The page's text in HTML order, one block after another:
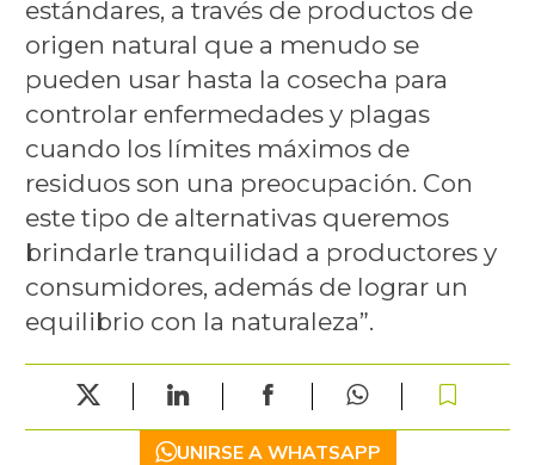
estándares, a través de productos de
origen natural que a menudo se
pueden usar hasta la cosecha para
controlar enfermedades y plagas
cuando los límites máximos de
residuos son una preocupación. Con
este tipo de alternativas queremos
brindarle tranquilidad a productores y
consumidores, además de lograr un
equilibrio con la naturaleza”.
UNIRSE A WHATSAPP